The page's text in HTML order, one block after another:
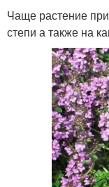
Чаще растение
степи а также на